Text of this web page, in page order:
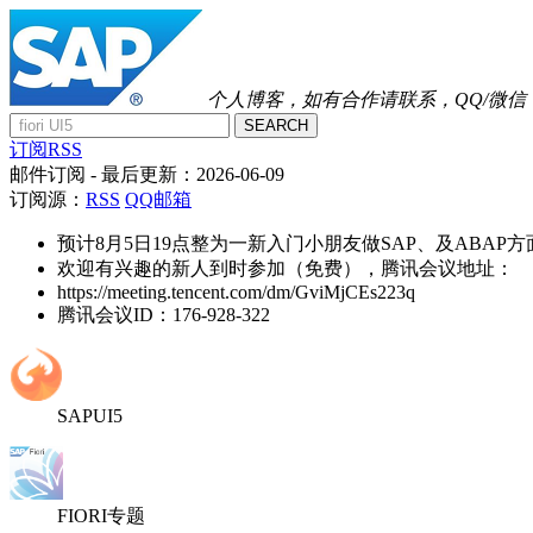
个人博客，如有合作请联系，QQ/微信
SEARCH
订阅RSS
邮件订阅 - 最后更新： 2026-06-09
订阅源： RSS QQ邮箱
预计8月5日19点整为一新入门小朋友做SAP、及ABAP方
欢迎有兴趣的新人到时参加（免费），腾讯会议地址：
https://meeting.tencent.com/dm/GviMjCEs223q
腾讯会议ID：176-928-322
SAPUI5
FIORI专题